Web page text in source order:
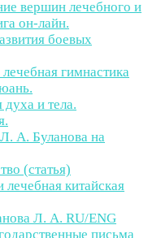
вершин лечебного и
он-лайн.
боевых
гимнастика
духа и тела.
А. Буланова на
(статья)
китайская
Л. А. RU/ENG
письма